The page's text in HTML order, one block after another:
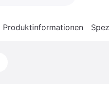
Produktinformationen